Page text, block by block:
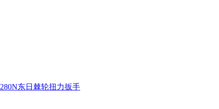
280N东日棘轮扭力扳手